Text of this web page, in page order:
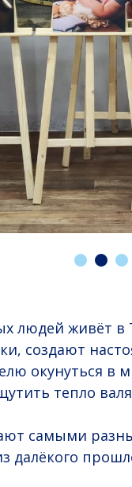
людей живёт в
создают
окунуться в
тепло
самыми
далёкого